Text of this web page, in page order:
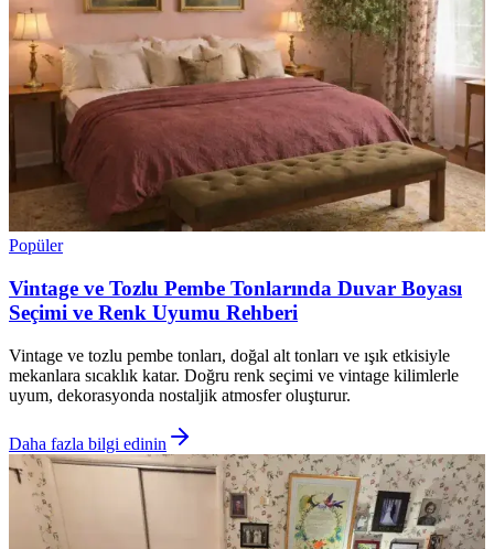
Popüler
Vintage ve Tozlu Pembe Tonlarında Duvar Boyası
Seçimi ve Renk Uyumu Rehberi
Vintage ve tozlu pembe tonları, doğal alt tonları ve ışık etkisiyle
mekanlara sıcaklık katar. Doğru renk seçimi ve vintage kilimlerle
uyum, dekorasyonda nostaljik atmosfer oluşturur.
Daha fazla bilgi edinin